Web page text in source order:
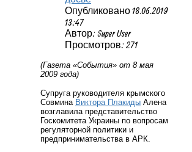
Опубликовано 18.06.2019
13:47
Автор: Super User
Просмотров: 271
(Газета «События» от 8 мая
2009 года)
Супруга руководителя крымского
Совмина Виктора Плакиды Алена
возглавила представительство
Госкомитета Украины по вопросам
регуляторной политики и
предпринимательства в АРК.